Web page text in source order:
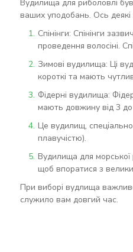
Вудилища для риболовлі
ваших уподобань. Ось
Спінінги: Спінінги
проведення волосіні.
Зимові вудилища: Ці
короткі та мають
Фідерні вудилища:
мають довжину від 3 до
Це вудилищ,
плавучістю).
Вудилища для морської
щоб впоратися з
При виборі вудлища
служило вам довгий час.